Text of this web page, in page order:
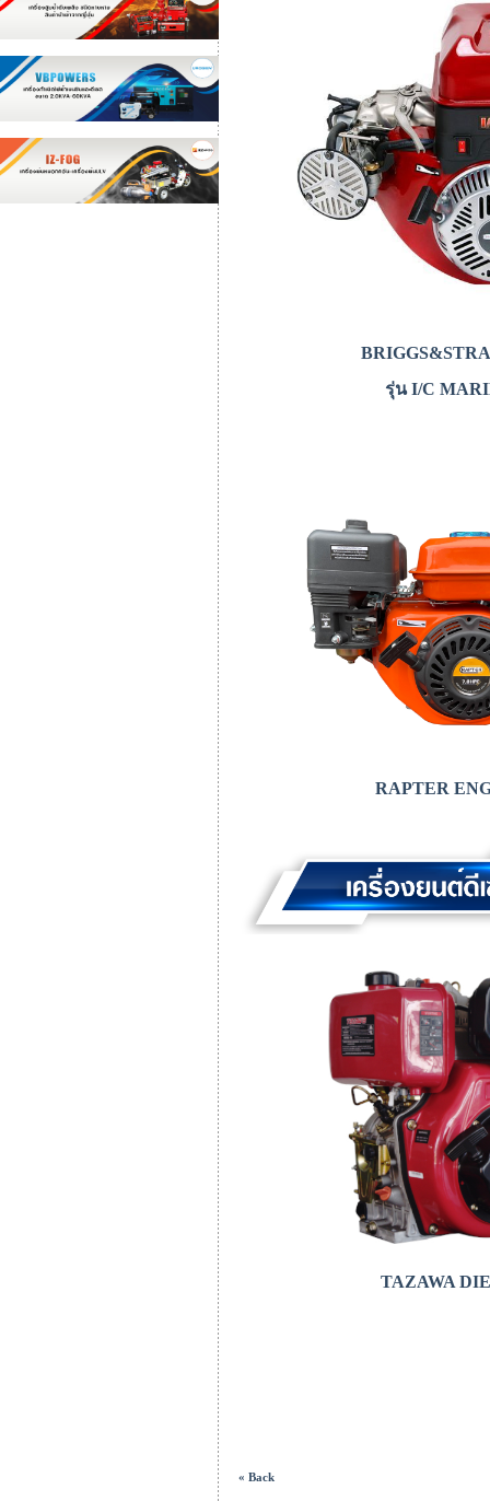
รุ่น I/C
RAPTER
TAZAWA
« Back